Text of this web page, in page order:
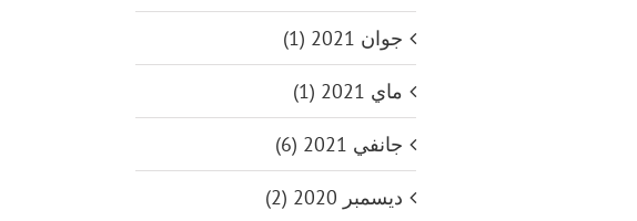
جوان 2021 (1)
ماي 2021 (1)
جانفي 2021 (6)
ديسمبر 2020 (2)